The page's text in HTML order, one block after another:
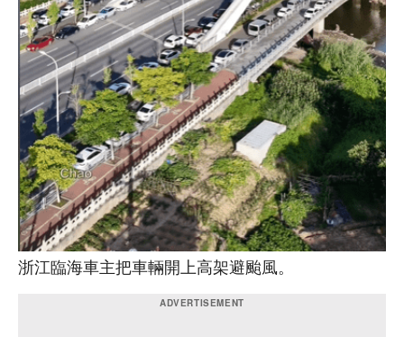
浙江臨海車主把車輛開上高架避颱風。